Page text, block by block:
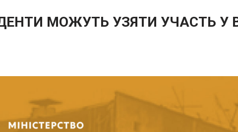
МОЖУТЬ УЗЯТИ УЧАСТЬ У